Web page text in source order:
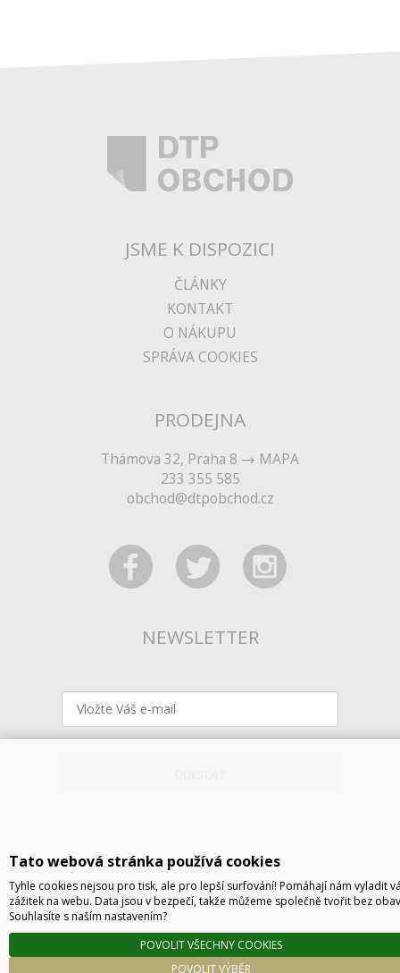
JSME K DISPOZICI
ČLÁNKY
KONTAKT
O NÁKUPU
SPRÁVA COOKIES
PRODEJNA
Thámova 32, Praha 8
MAPA
233 355 585
obchod@dtpobchod.cz
NEWSLETTER
Technické řešení © 2026 CyberSoft s.r.o.
Podle zákona o evidenci tržeb je prodávající povinen vystavit kupujícímu účtenku. Zároveň
Tato webová stránka používá cookies
Tyhle cookies nejsou pro tisk, ale pro lepší surfování! Pomáhají nám vyladit
zážitek na webu. Data jsou v bezpečí, takže můžeme společně tvořit bez
Souhlasíte s naším nastavením?
POVOLIT VÝBĚR
POVOLIT VŠECHNY COOKIES